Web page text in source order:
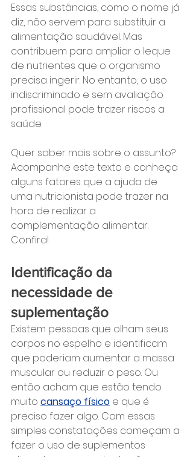
Essas substâncias, como o nome já
diz, não servem para substituir a
alimentação saudável. Mas
contribuem para ampliar o leque
de nutrientes que o organismo
precisa ingerir. No entanto, o uso
indiscriminado e sem avaliação
profissional pode trazer riscos a
saúde.
Quer saber mais sobre o assunto?
Acompanhe este texto e conheça
alguns fatores que a ajuda de
uma nutricionista pode trazer na
hora de realizar a
complementação alimentar.
Confira!
Identificação da
necessidade de
suplementação
Existem pessoas que olham seus
corpos no espelho e identificam
que poderiam aumentar a massa
muscular ou reduzir o peso. Ou
então acham que estão tendo
muito cansaço físico e que é
preciso fazer algo. Com essas
simples constatações começam a
fazer o uso de suplementos